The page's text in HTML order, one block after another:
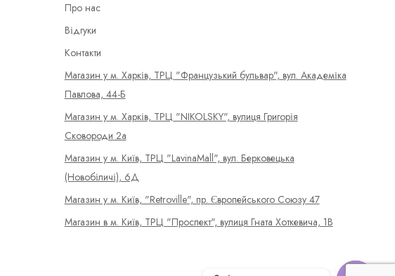
Про нас
Відгуки
Контакти
Магазин у м. Харків, ТРЦ "Французький бульвар", вул. Академіка
Павлова, 44-Б
Магазин у м. Харків, ТРЦ "NIKOLSKY", вулиця Григорія
Сковороди 2а
Магазин у м. Київ, ТРЦ "LavinaMall", вул. Берковецька
(Новобіличі), 6Д
Магазин у м. Київ, "Retroville", пр. Європейського Союзу 47
Магазин в м. Київ, ТРЦ "Проспект", вулиця Гната Хоткевича, 1В